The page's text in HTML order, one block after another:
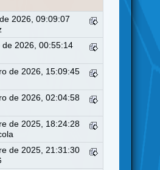
2026, 09:09:07
de 2026, 00:55:14
de 2026, 15:09:45
de 2026, 02:04:58
de 2025, 18:24:28
de 2025, 21:31:30